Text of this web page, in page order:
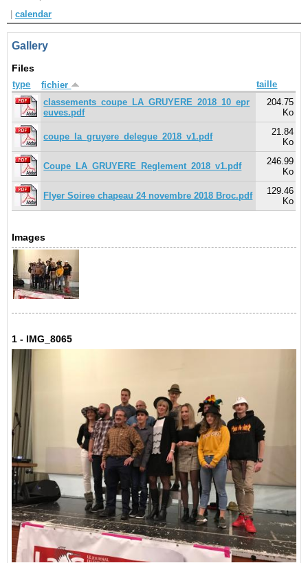
| calendar
Gallery
Files
type fichier
taille
classements_coupe_LA_GRUYERE_2018_10_epr
euves.pdf
204.75
Ko
coupe_la_gruyere_delegue_2018_v1.pdf
21.84
Ko
Coupe_LA_GRUYERE_Reglement_2018_v1.pdf
246.99
Ko
Flyer Soiree chapeau 24 novembre 2018 Broc.pdf
129.46
Ko
Images
1 - IMG_8065